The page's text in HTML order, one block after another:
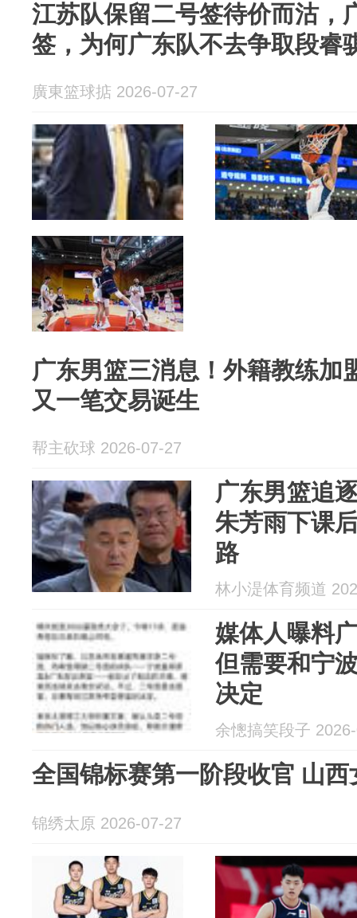
江苏队保留二号签待价而沽，
签，为何广东队不去争取段睿
廣東篮球掂 2026-07-27
广东男篮三消息！外籍教练加
又一笔交易诞生
帮主砍球 2026-07-27
广东男篮追
朱芳雨下课
路
林小湜体育频道
媒体人曝料
但需要和宁
决定
余憁搞笑段子
全国锦标赛第一阶段收官 山
锦绣太原 2026-07-27